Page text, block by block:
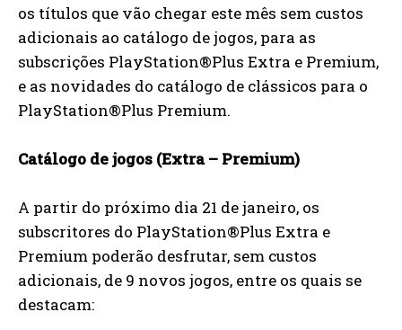
os títulos que vão chegar este mês sem custos
adicionais ao catálogo de jogos, para as
subscrições PlayStation®Plus Extra e Premium,
e as novidades do catálogo de clássicos para o
PlayStation®Plus Premium.
Catálogo de jogos (Extra – Premium)
A partir do próximo dia 21 de janeiro, os
subscritores do PlayStation®Plus Extra e
Premium poderão desfrutar, sem custos
adicionais, de 9 novos jogos, entre os quais se
destacam: